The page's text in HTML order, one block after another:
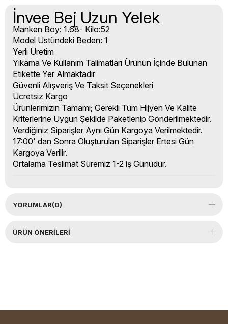
İnvee Bej Uzun Yelek
Manken Boy: 1.68- Kilo:52
Model Üstündeki Beden: 1
Yerli Üretim
Yıkama Ve Kullanım Talimatları Ürünün İçinde Bulunan
Etikette Yer Almaktadır
Güvenli Alışveriş Ve Taksit Seçenekleri
Ücretsiz Kargo
Ürünlerimizin Tamamı; Gerekli Tüm Hijyen Ve Kalite
Kriterlerine Uygun Şekilde Paketlenip Gönderilmektedir.
Verdiğiniz Siparişler Aynı Gün Kargoya Verilmektedir.
17:00' dan Sonra Oluşturulan Siparişler Ertesi Gün
Kargoya Verilir.
Ortalama Teslimat Süremiz 1-2 iş Günüdür.
YORUMLAR(0)
ÜRÜN ÖNERILERI